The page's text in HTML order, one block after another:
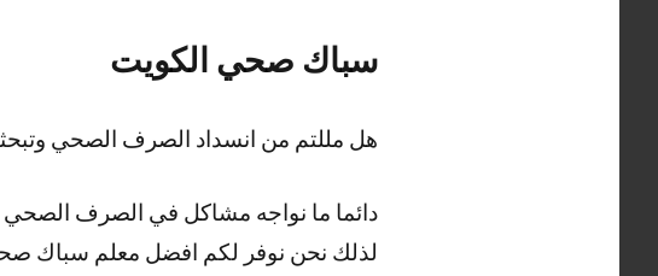
سباك صحي الكويت
هل مللتم من انسداد الصرف الصحي
دائما ما نواجه مشاكل في الصرف الصحي
لذلك نحن نوفر لكم افضل معلم سباك